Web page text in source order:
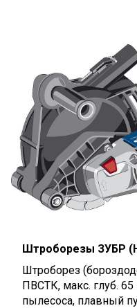
Штроборезы ЗУБР
Штроборез
ПВСТК, макс. глуб.
пылесоса, плавный